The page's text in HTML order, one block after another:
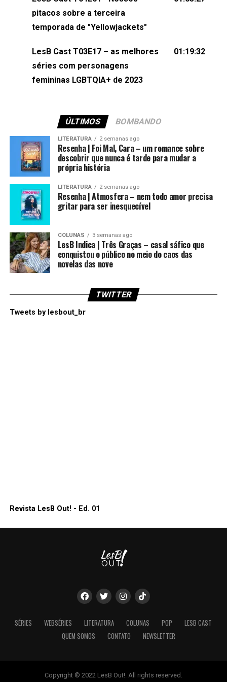
(⁠⁠⁠⁠@brunarfentanes⁠⁠⁠⁠) e Pollyelly FlorêncioEdição de
Naiady Machado
pitacos sobre a terceira
temporada de "Yellowjackets"
LesB Cast T03E17 – as melhores
séries com personagens
femininas LGBTQIA+ de 2023
01:19:32
ÚLTIMOS BOMBANDO
LITERATURA 2 semanas ago
Resenha | Foi Mal, Cara – um romance sobre
descobrir que nunca é tarde para mudar a
própria história
LITERATURA 2 semanas ago
Resenha | Atmosfera – nem todo amor precisa
gritar para ser inesquecível
COLUNAS 3 semanas ago
LesB Indica | Três Graças – casal sáfico que
conquistou o público no meio do caos das
novelas das nove
TWITTER
Tweets by lesbout_br
Revista LesB Out! - Ed. 01
SÉRIES WEBSÉRIES LITERATURA COLUNAS POP
LESB CAST
QUEM SOMOS
CONTATO NEWSLETTER
Copyright © 2022 LesB Out!. All rights reserved.